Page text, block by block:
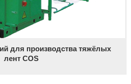
для производства тяжёлых
лент COS